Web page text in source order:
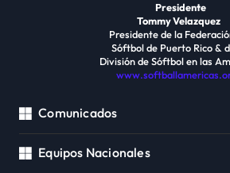
Presidente
Tommy Velazquez
Presidente de la
Sóftbol de Puerto Rico &
División de Sóftbol en las
Comunicados
Equipos Nacionales